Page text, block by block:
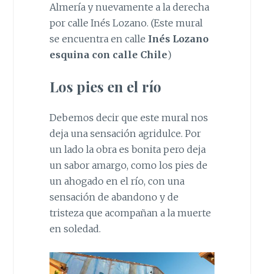
Almería y nuevamente a la derecha
por calle Inés Lozano. (Este mural
se encuentra en calle Inés Lozano
esquina con calle Chile)
Los pies en el río
Debemos decir que este mural nos
deja una sensación agridulce. Por
un lado la obra es bonita pero deja
un sabor amargo, como los pies de
un ahogado en el río, con una
sensación de abandono y de
tristeza que acompañan a la muerte
en soledad.